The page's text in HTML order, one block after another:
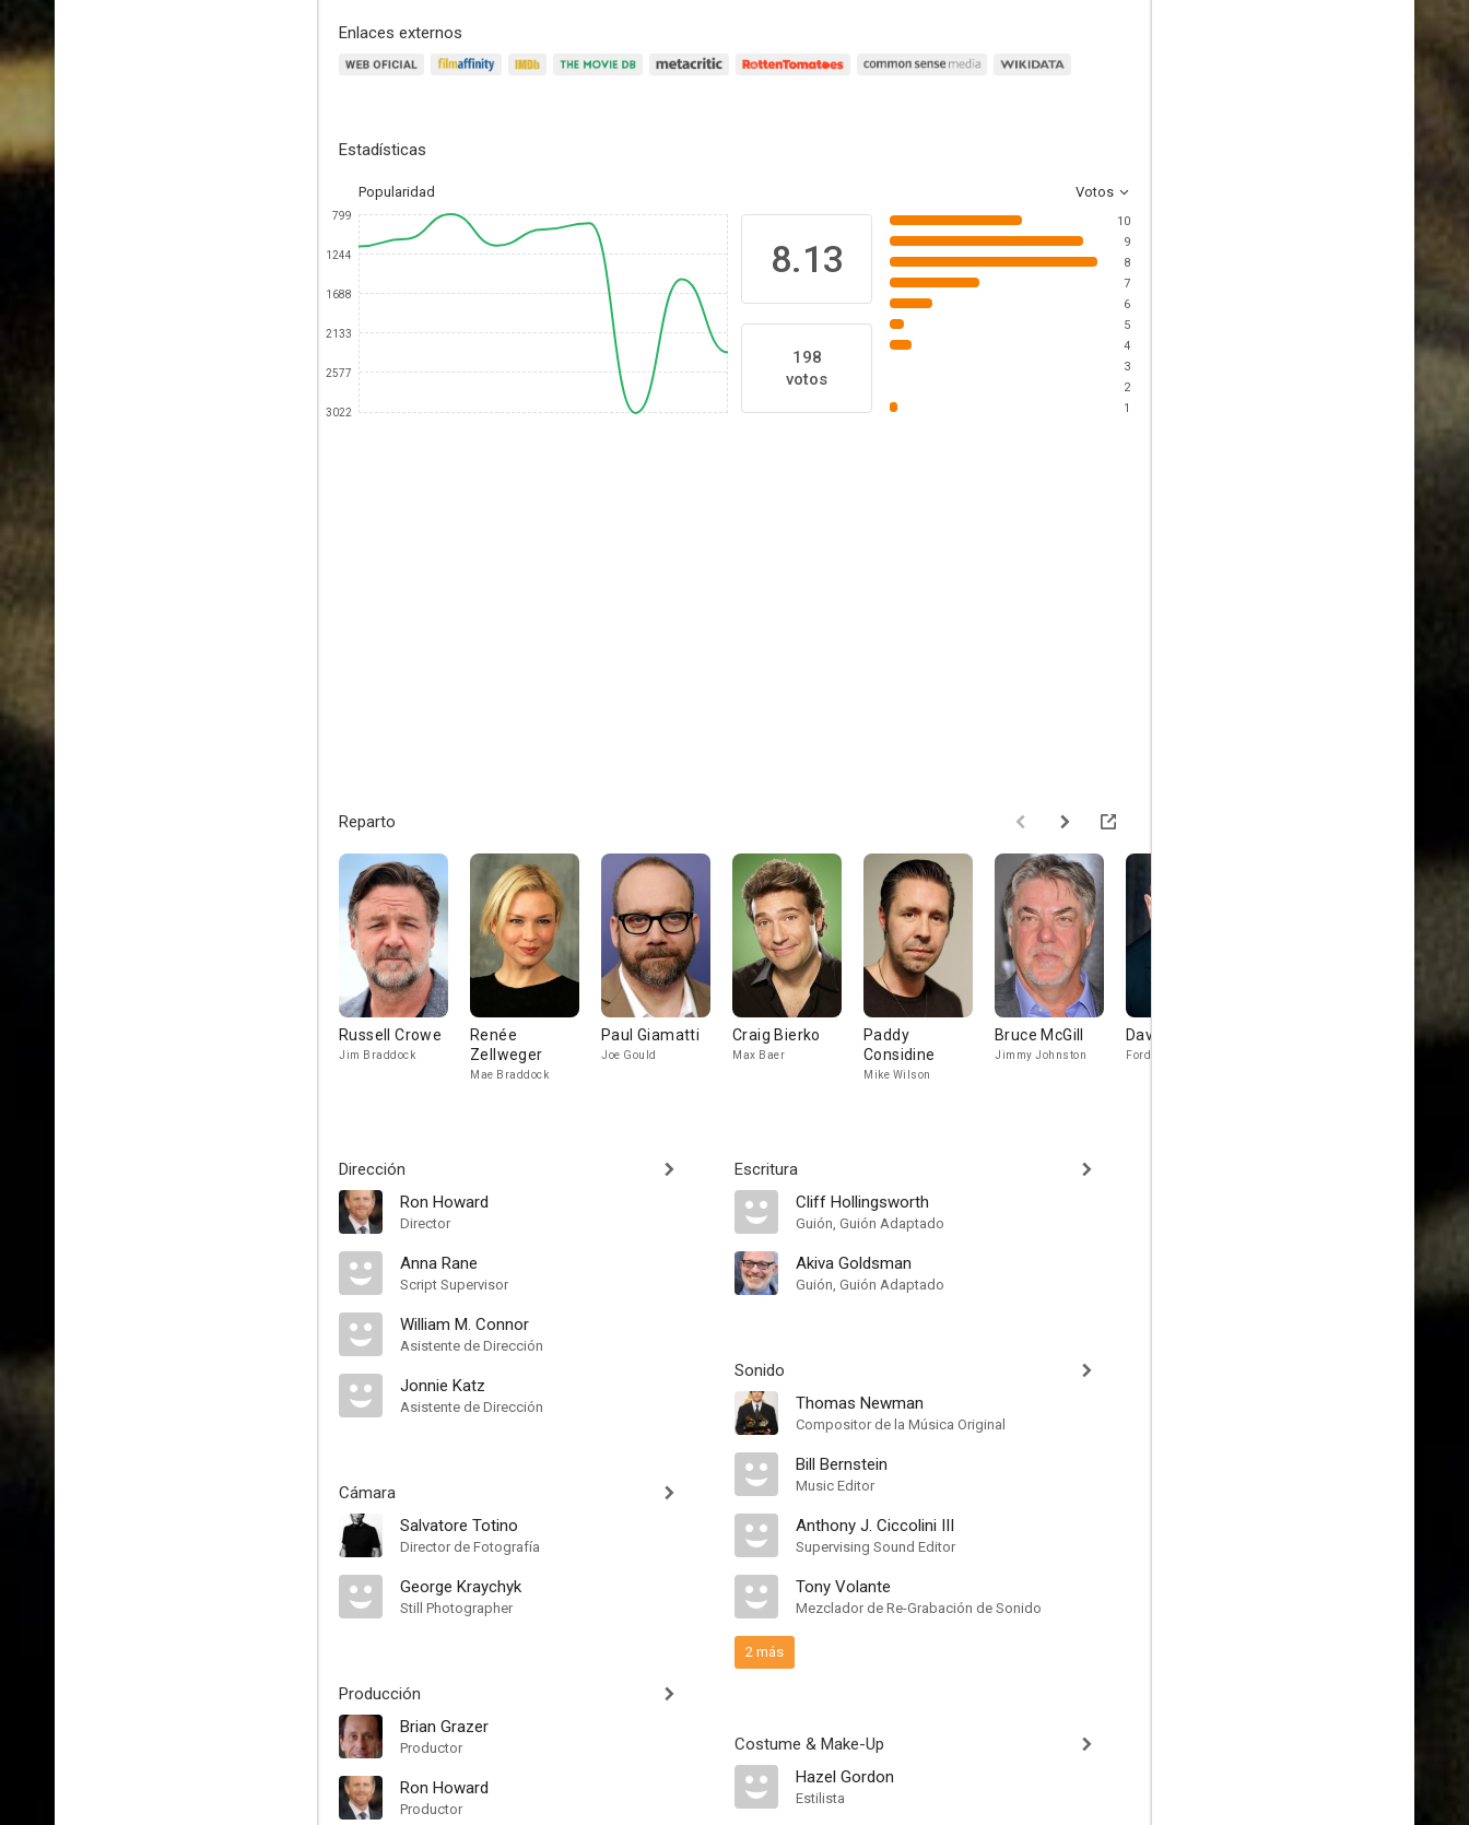
Enlaces externos
Estadísticas
Popularidad Votos
799
1244
1688
2133
2577
3022
8.13
198
votos
10
9
8
7
6
5
4
3
2
1
Reparto
Russell Crowe
Jim Braddock
Renée
Zellweger
Mae Braddock
Paul Giamatti
Joe Gould
Craig Bierko
Max Baer
Paddy
Considine
Mike Wilson
Bruce McGill
Jimmy Johnston
David Huband
Ford Bond
Dirección
Ron Howard
Director
Anna Rane
Script Supervisor
William M. Connor
Asistente de Dirección
Jonnie Katz
Asistente de Dirección
Cámara
Salvatore Totino
Director de Fotografía
George Kraychyk
Still Photographer
Producción
Brian Grazer
Productor
Ron Howard
Productor
Escritura
Cliff Hollingsworth
Guión, Guión Adaptado
Akiva Goldsman
Guión, Guión Adaptado
Sonido
Thomas Newman
Compositor de la Música Original
Bill Bernstein
Music Editor
Anthony J. Ciccolini III
Supervising Sound Editor
Tony Volante
Mezclador de Re-Grabación de Sonido
2 más
Costume & Make-Up
Hazel Gordon
Estilista